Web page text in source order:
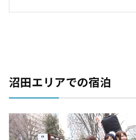
沼田エリアでの宿泊